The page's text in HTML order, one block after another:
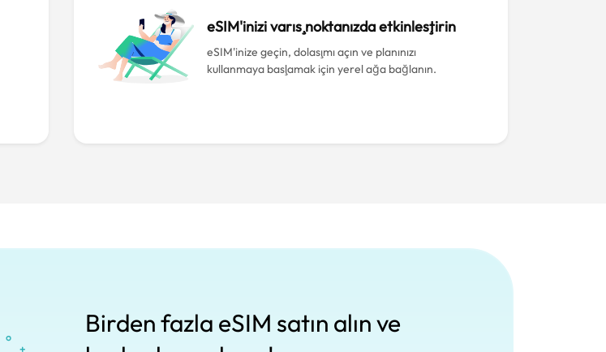
eSIM'inizi varış noktanızda etkinleştirin
eSIM'inize geçin, dolaşımı açın ve planınızı
kullanmaya başlamak için yerel ağa bağlanın.
Birden fazla eSIM satın alın ve